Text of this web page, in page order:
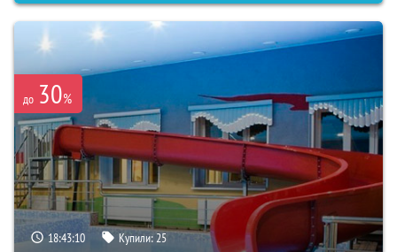
до 30%
18:43:09 Купили:25